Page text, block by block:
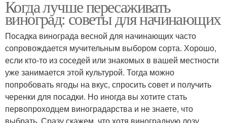
Когда лучше пересаживать
виноград: советы для начинающих
Посадка винограда весной для начинающих часто
сопровождается мучительным выбором сорта. Хорошо,
если кто-то из соседей или знакомых в вашей местности
уже занимается этой культурой. Тогда можно
попробовать ягоды на вкус, спросить совет и получить
черенки для посадки. Но иногда вы хотите стать
первопроходцем виноградарства и не знаете, что
выбрать. Сразу скажем, что хотя виноградную лозу